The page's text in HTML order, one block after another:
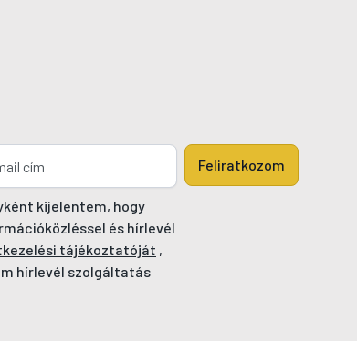
kijelentem, hogy
és hírlevél
tájékoztatóját ,
hírlevél szolgáltatás
Feliratkozom